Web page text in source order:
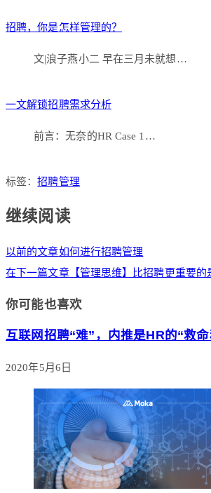
招聘，你是怎样管理的？
文|浪子燕小二 早在三月未就想…
一文解锁招聘需求分析
前言：无奈的HR Case 1…
标签：招聘管理
继续阅读
以前的文章如何进行招聘管理
在下一篇文章【管理思维】比招聘更重要的
你可能也喜欢
互联网招聘“难”，内推是HR的“救
2020年5月6日